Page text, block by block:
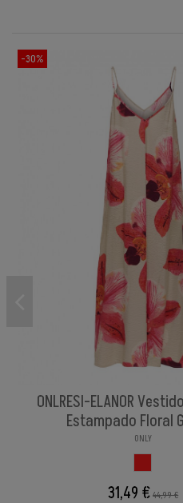
-30%
ONLRESI-ELANOR
Estampado Floral
ONLY
31,49 € 44,99 €